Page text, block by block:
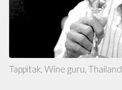
Tappitak, Wine guru, Thailand